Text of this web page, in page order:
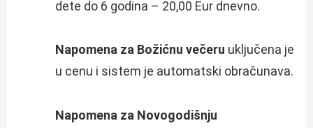
dete do 6 godina – 20,00 Eur dnevno.
Napomena za Božićnu večeru uključena je
u cenu i sistem je automatski obračunava.
Napomena za Novogodišnju